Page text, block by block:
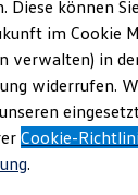
und
Zertifizierte
bei
& Rechtliches
Diese können
im Cookie
verwalten) in
widerrufen.
Cookie-
.